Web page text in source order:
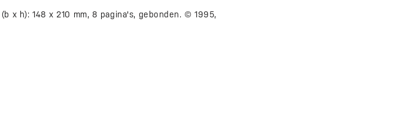
x h): 148 x 210 mm, 8 pagina's, gebonden. © 1995,